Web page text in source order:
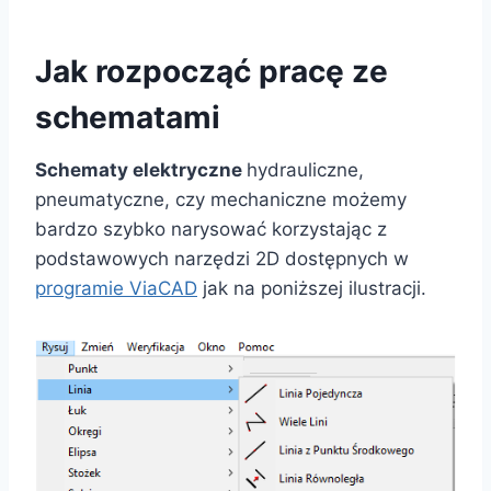
Jak rozpocząć pracę ze
schematami
Schematy elektryczne hydrauliczne,
pneumatyczne, czy mechaniczne możemy
bardzo szybko narysować korzystając z
podstawowych narzędzi 2D dostępnych w
programie ViaCAD jak na poniższej ilustracji.